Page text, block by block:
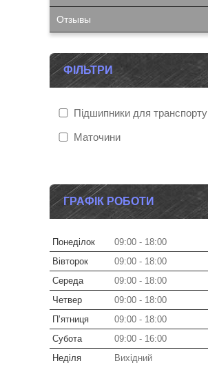
Отзывы
ФІЛЬТРИ
Підшипники для транспорту
Маточини
ГРАФІК РОБОТИ
Понеділок 09:00
18:00
Вівторок
09:00
18:00
Середа
09:00
18:00
Четвер
09:00
18:00
Пʼятниця
09:00
18:00
Субота
09:00
16:00
Неділя
Вихідний